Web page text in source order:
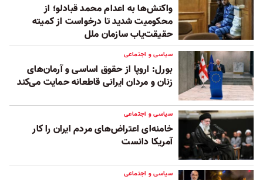
واکنش‌ها به اعدام محمد قبادلو؛ از
محکومیت شدید تا درخواست از کمیته
حقیقت‌یاب سازمان ملل
سیاسی و اجتماعی
بورل: اروپا از حقوق اساسی و آرمان‌های
زنان و مردان ایرانی قاطعانه حمایت می‌کند
سیاسی و اجتماعی
خامنه‌ای اعتراض‌های مردم ایران را کار
آمریکا دانست
سیاسی و اجتماعی